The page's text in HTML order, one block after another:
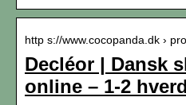
http s://www.cocopanda.dk ›
Decléor | Dansk
online – 1-2